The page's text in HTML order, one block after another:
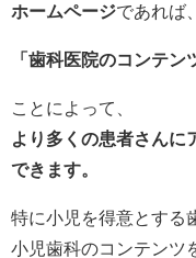
ホームページであれば、
「歯科医院のコンテン
ことによって、
より多くの患者さんに
できます。
特に小児を得意とする
小児歯科のコンテンツ